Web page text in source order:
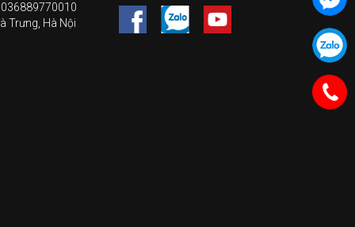
Trưng, Hà Nội